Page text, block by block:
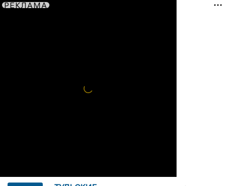
РЕКЛАМА